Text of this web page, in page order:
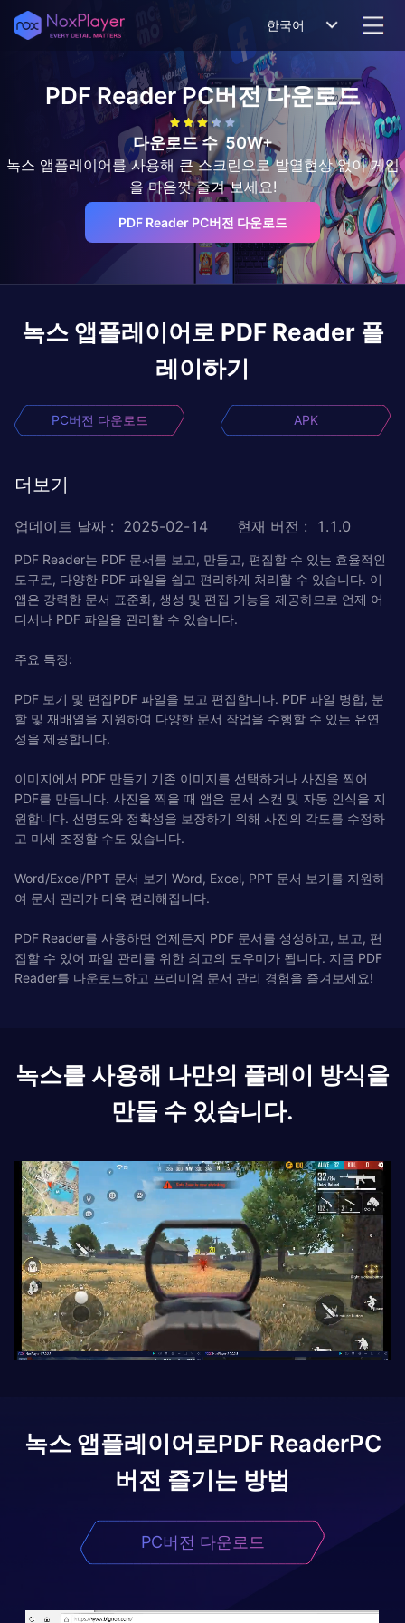
한국어
PDF ReaderPC버전 다운로드
다운로드 수 50W+
녹스 앱플레이어를 사용해 큰 스크린으로 발열현상 없이 게임
을 마음껏 즐겨 보세요!
PDF Reader PC버전 다운로드
녹스 앱플레이어로 PDF Reader 플
레이하기
PC버전 다운로드 APK
더보기
업데이트 날짜 : 2025-02-14 현재 버전 : 1.1.0
PDF Reader는 PDF 문서를 보고, 만들고, 편집할 수 있는 효율적인
도구로, 다양한 PDF 파일을 쉽고 편리하게 처리할 수 있습니다. 이
앱은 강력한 문서 표준화, 생성 및 편집 기능을 제공하므로 언제 어
디서나 PDF 파일을 관리할 수 있습니다.
주요 특징:
PDF 보기 및 편집PDF 파일을 보고 편집합니다. PDF 파일 병합, 분
할 및 재배열을 지원하여 다양한 문서 작업을 수행할 수 있는 유연
성을 제공합니다.
이미지에서 PDF 만들기 기존 이미지를 선택하거나 사진을 찍어
PDF를 만듭니다. 사진을 찍을 때 앱은 문서 스캔 및 자동 인식을 지
원합니다. 선명도와 정확성을 보장하기 위해 사진의 각도를 수정하
고 미세 조정할 수도 있습니다.
Word/Excel/PPT 문서 보기 Word, Excel, PPT 문서 보기를 지원하
여 문서 관리가 더욱 편리해집니다.
PDF Reader를 사용하면 언제든지 PDF 문서를 생성하고, 보고, 편
집할 수 있어 파일 관리를 위한 최고의 도우미가 됩니다. 지금 PDF
Reader를 다운로드하고 프리미엄 문서 관리 경험을 즐겨보세요!
녹스를 사용해 나만의 플레이 방식을
만들 수 있습니다.
녹스 앱플레이어로PDF ReaderPC
버전 즐기는 방법
PC버전 다운로드